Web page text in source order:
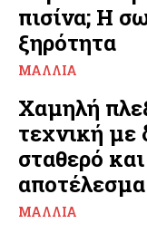
πισίνα; Η
ξηρότητα
ΜΑΛΛΙΆ
Χαμηλή
τεχνική με
σταθερό
αποτέλεσμα
ΜΑΛΛΙΆ